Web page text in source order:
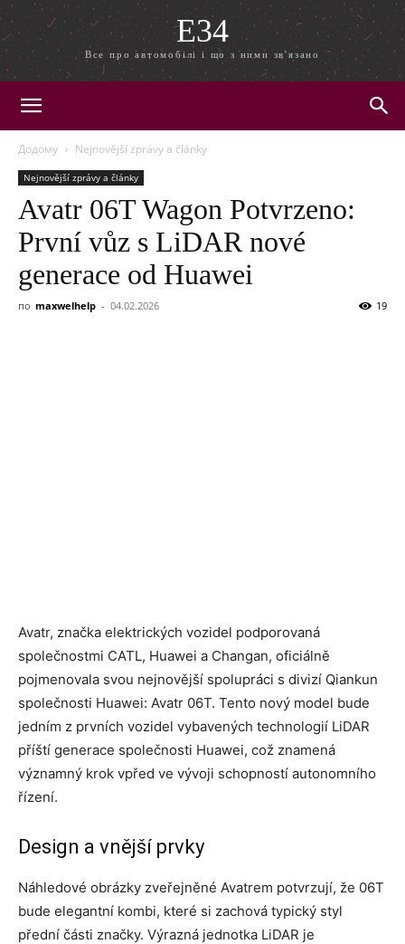
E34
Все про автомобілі і що з ними зв'язано
Додому Nejnovější zprávy a články
Nejnovější zprávy a články
Avatr 06T Wagon Potvrzeno:
První vůz s LiDAR nové
generace od Huawei
по maxwelhelp - 04.02.2026 19
Avatr, značka elektrických vozidel podporovaná
společnostmi CATL, Huawei a Changan, oficiálně
pojmenovala svou nejnovější spolupráci s divizí Qiankun
společnosti Huawei: Avatr 06T. Tento nový model bude
jedním z prvních vozidel vybavených technologií LiDAR
příští generace společnosti Huawei, což znamená
významný krok vpřed ve vývoji schopností autonomního
řízení.
Design a vnější prvky
Náhledové obrázky zveřejněné Avatrem potvrzují, že 06T
bude elegantní kombi, které si zachová typický styl
přední části značky. Výrazná jednotka LiDAR je